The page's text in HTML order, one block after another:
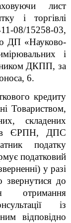
лист
і торгівлі
08/15258-03,
ДП «Науково-
і
ДКПП, за
6.
кредиту
Товариством,
складених
в ЄРПН, ДПС
податку
податковий
у разі
звернутися до
отримання
із
відповідно